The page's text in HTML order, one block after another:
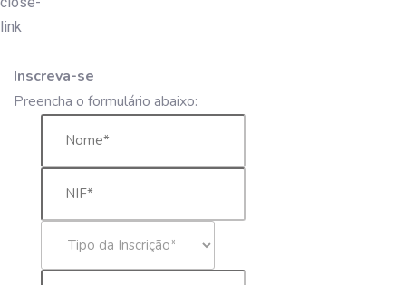
Inscreva-se
Preencha o formulário abaixo: